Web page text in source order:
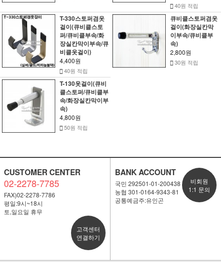
40원 적립
T-330스토퍼겸옷
걸이(큐비클스토
퍼/큐비클부속/화
장실칸막이부속/큐
비클옷걸이)
4,400원
40원 적립
큐비클스토퍼겸옷
걸이(화장실칸막
이부속/큐비클부
속)
2,800원
30원 적립
T-130옷걸이(큐비
클스토퍼/큐비클부
속/화장실칸막이부
속)
4,800원
50원 적립
CUSTOMER CENTER
02-2278-7785
FAX)02-2278-7786
평일:9시~18시
토,일요일 휴무
고객센터
연결하기
BANK ACCOUNT
국민 292501-01-200438
농협 301-0164-9343-81
공통예금주:유인곤
비회원
1:1 문의